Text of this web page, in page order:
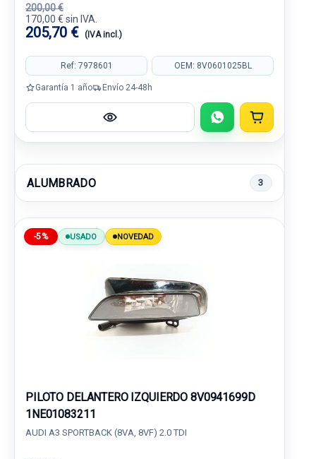
200,00 €
170,00 € sin IVA.
205,70 € (IVA incl.)
Ref: 7978601 OEM: 8V0601025BL
Garantía 1 año Envío 24-48h
ALUMBRADO 3
-5% USADO NOVEDAD
PILOTO DELANTERO IZQUIERDO 8V0941699D
1NE01083211
AUDI A3 SPORTBACK (8VA, 8VF) 2.0 TDI